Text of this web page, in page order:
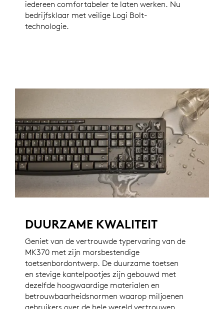
iedereen comfortabeler te laten werken. Nu
bedrijfsklaar met veilige Logi Bolt-
technologie.
DUURZAME KWALITEIT
Geniet van de vertrouwde typervaring van de
MK370 met zijn morsbestendige
toetsenbordontwerp. De duurzame toetsen
en stevige kantelpootjes zijn gebouwd met
dezelfde hoogwaardige materialen en
betrouwbaarheidsnormen waarop miljoenen